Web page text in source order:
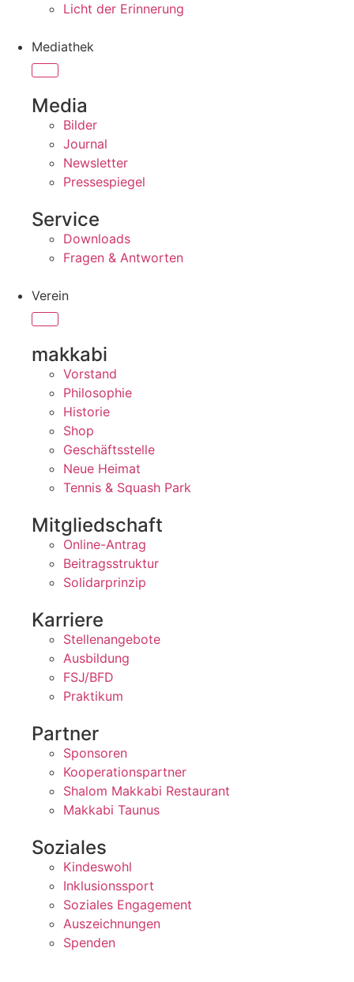
Licht der Erinnerung
Mediathek
Media
Bilder
Journal
Newsletter
Pressespiegel
Service
Downloads
Fragen & Antworten
Verein
makkabi
Vorstand
Philosophie
Historie
Shop
Geschäftsstelle
Neue Heimat
Tennis & Squash Park
Mitgliedschaft
Online-Antrag
Beitragsstruktur
Solidarprinzip
Karriere
Stellenangebote
Ausbildung
FSJ/BFD
Praktikum
Partner
Sponsoren
Kooperationspartner
Shalom Makkabi Restaurant
Makkabi Taunus
Soziales
Kindeswohl
Inklusionssport
Soziales Engagement
Auszeichnungen
Spenden